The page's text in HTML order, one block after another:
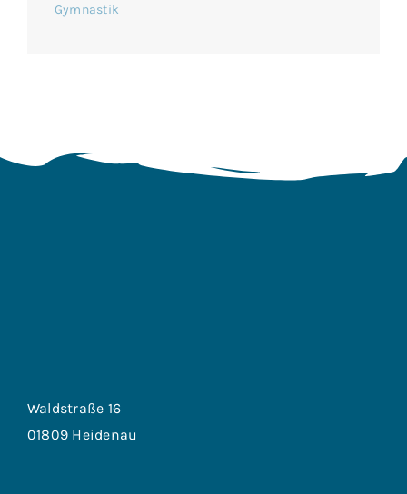
Gymnastik
Waldstraße 16
01809 Heidenau